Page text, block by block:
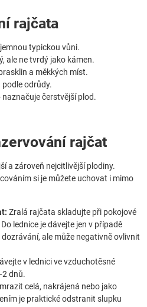
rajčata
typickou vůni.
ale ne tvrdý jako kámen.
a měkkých míst.
odrůdy.
čerstvější plod.
rajčat
a zároveň nejcitlivější plodiny.
si je můžete uchovat i mimo
Zralá rajčata skladujte při pokojové
lednice je dávejte jen v případě
ale může negativně ovlivnit
v lednici ve vzduchotěsné
dnů.
celá, nakrájená nebo jako
je praktické odstranit slupku